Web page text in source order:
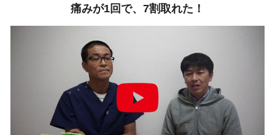
痛みが1回で、7割取れた！